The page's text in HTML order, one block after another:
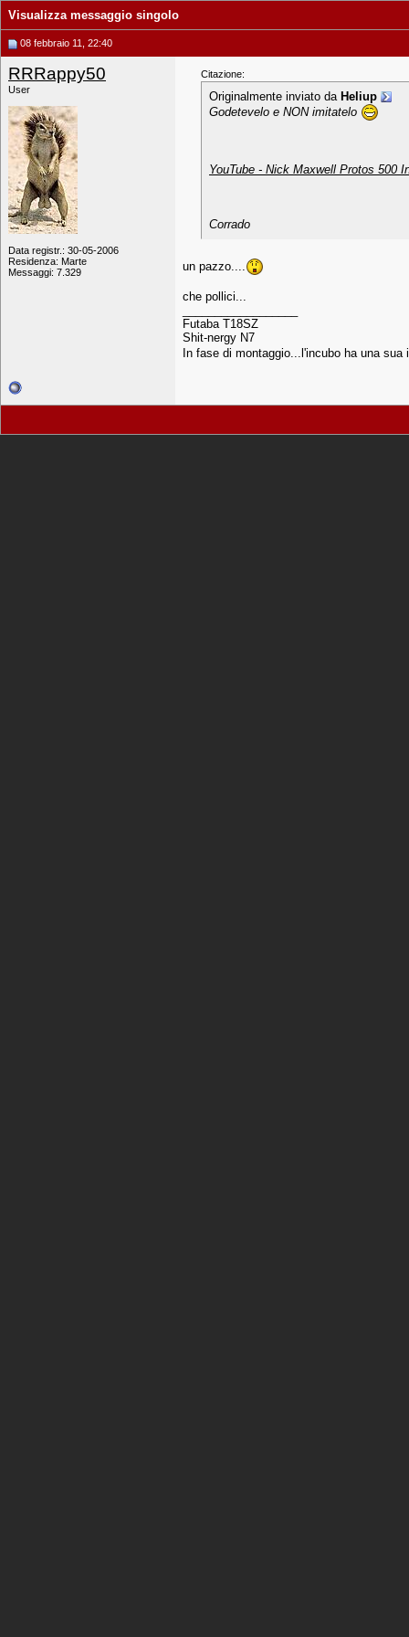
Visualizza messaggio singolo
08 febbraio 11, 22:40
RRRappy50
User
Data registr.: 30-05-2006
Residenza: Marte
Messaggi: 7.329
Citazione:
Originalmente inviato da Heliup
Godetevelo e NON imitatelo
YouTube - Nick Maxwell Protos 500
Corrado
un pazzo....
che pollici...
Futaba T18SZ
Shit-nergy N7
In fase di montaggio...l'incubo ha una sua